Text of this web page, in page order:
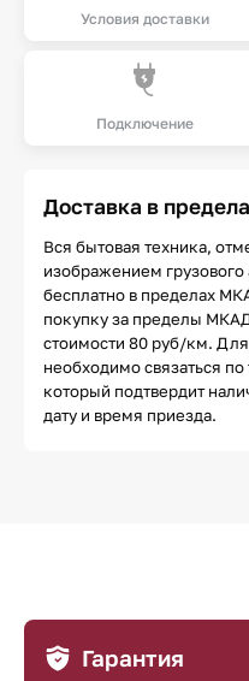
Условия доставки
Подключение
Доставка в
Вся бытовая техника,
изображением грузового
бесплатно в пределах
покупку за пределы
стоимости 80 руб/км.
необходимо связаться
который подтвердит
дату и время приезда.
Гарантия